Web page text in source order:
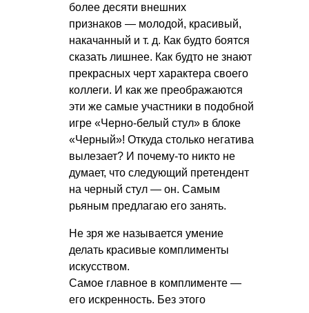
более десяти внешних
признаков — молодой, красивый,
накачанный и т. д. Как будто боятся
сказать лишнее. Как будто не знают
прекрасных черт характера своего
коллеги. И как же преображаются
эти же самые участники в подобной
игре «Черно-белый стул» в блоке
«Черный»! Откуда столько негатива
вылезает? И почему-то никто не
думает, что следующий претендент
на черный стул — он. Самым
рьяным предлагаю его занять.
Не зря же называется умение
делать красивые комплименты
искусством.
Самое главное в комплименте —
его искренность. Без этого